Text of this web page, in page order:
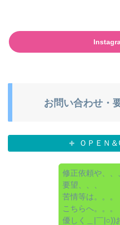
お問い合わせ・
ＯＰＥＮ
修正依頼や、、
要望、、、
苦情等は。。。
こちらへ。。。
優しく＿|￣|○))